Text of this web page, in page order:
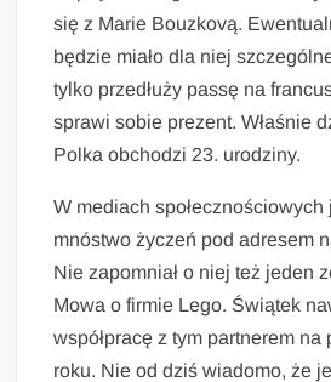
się z Marie Bouzkovą.
będzie miało dla niej
tylko przedłuży passę na
sprawi sobie prezent. Właśnie
Polka obchodzi 23. urodziny.
W mediach społecznościowych
mnóstwo życzeń pod adresem
Nie zapomniał o niej też jeden
Mowa o firmie Lego. Świątek
współpracę z tym partnerem na
roku. Nie od dziś wiadomo, że